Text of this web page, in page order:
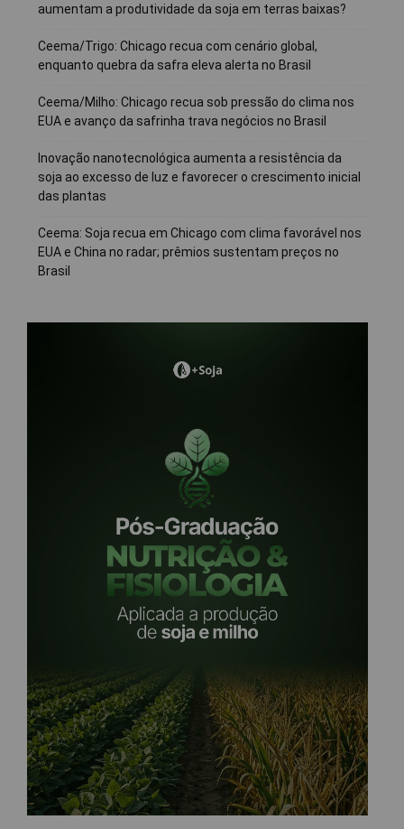
aumentam a produtividade da soja em terras baixas?
Ceema/Trigo: Chicago recua com cenário global,
enquanto quebra da safra eleva alerta no Brasil
Ceema/Milho: Chicago recua sob pressão do clima nos
EUA e avanço da safrinha trava negócios no Brasil
Inovação nanotecnológica aumenta a resistência da
soja ao excesso de luz e favorecer o crescimento inicial
das plantas
Ceema: Soja recua em Chicago com clima favorável nos
EUA e China no radar; prêmios sustentam preços no
Brasil